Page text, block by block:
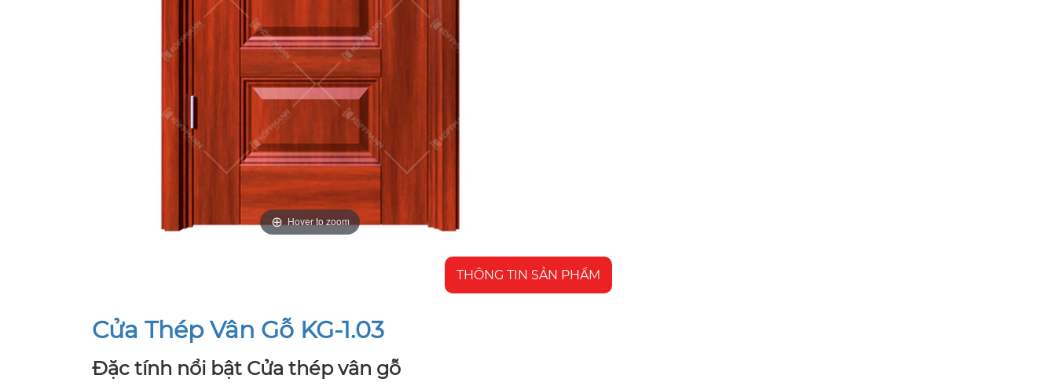
Hover to zoom
THÔNG TIN SẢN PHẨM
Cửa Thép Vân Gỗ KG-1.03
Đặc tính nổi bật Cửa thép vân gỗ